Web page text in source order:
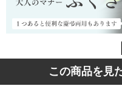
この商品を見